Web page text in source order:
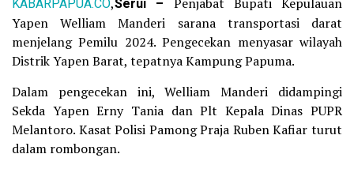
KABARPAPUA.CO Serui –
Yapen Welliam Manderi sarana transportasi darat
menjelang Pemilu 2024. Pengecekan menyasar wilayah
Distrik Yapen Barat, tepatnya Kampung Papuma.
Dalam pengecekan ini, Welliam Manderi didampingi
Sekda Yapen Erny Tania dan Plt Kepala Dinas PUPR
Melantoro. Kasat Polisi Pamong Praja Ruben Kafiar turut
dalam rombongan.